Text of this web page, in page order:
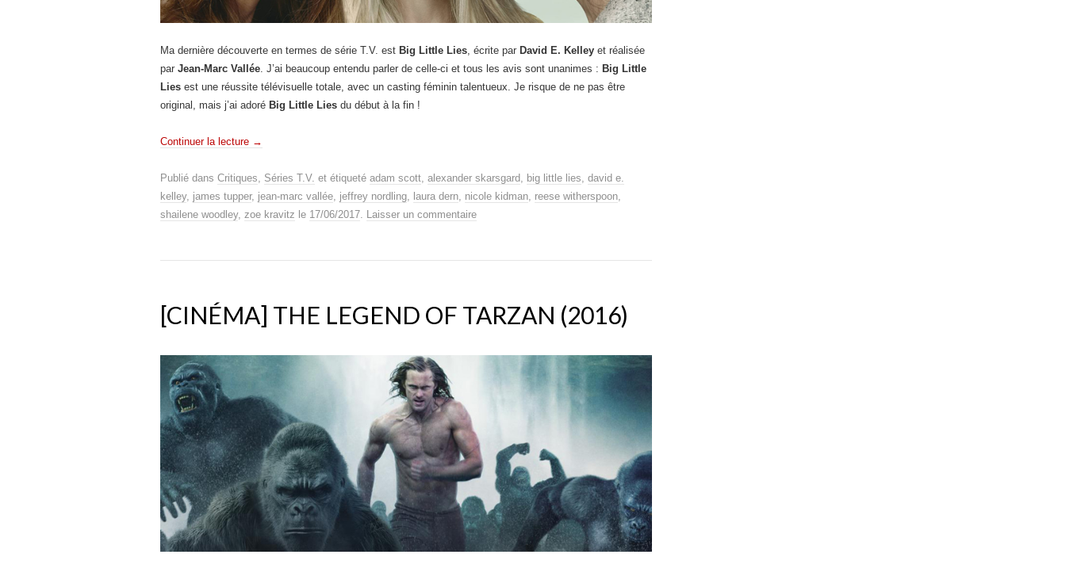
Ma dernière découverte en termes de série T.V. est Big Little Lies , écrite par David E. Kelley et réalisée
par Jean-Marc Vallée . J’ai beaucoup entendu parler de celle-ci et tous les avis sont unanimes : Big Little
Lies est une réussite télévisuelle totale, avec un casting féminin talentueux. Je risque de ne pas être
original, mais j’ai adoré Big Little Lies du début à la fin !
Continuer la lecture →
Publié dans Critiques Séries T.V. et étiqueté adam scott alexander skarsgard big little lies david e.
kelley, james tupper, jean-marc vallée jeffrey nordling laura dern nicole kidman reese witherspoon
shailene woodley, zoe kravitz le 17/06/2017 Laisser un commentaire
[CINÉMA] THE LEGEND OF TARZAN (2016)